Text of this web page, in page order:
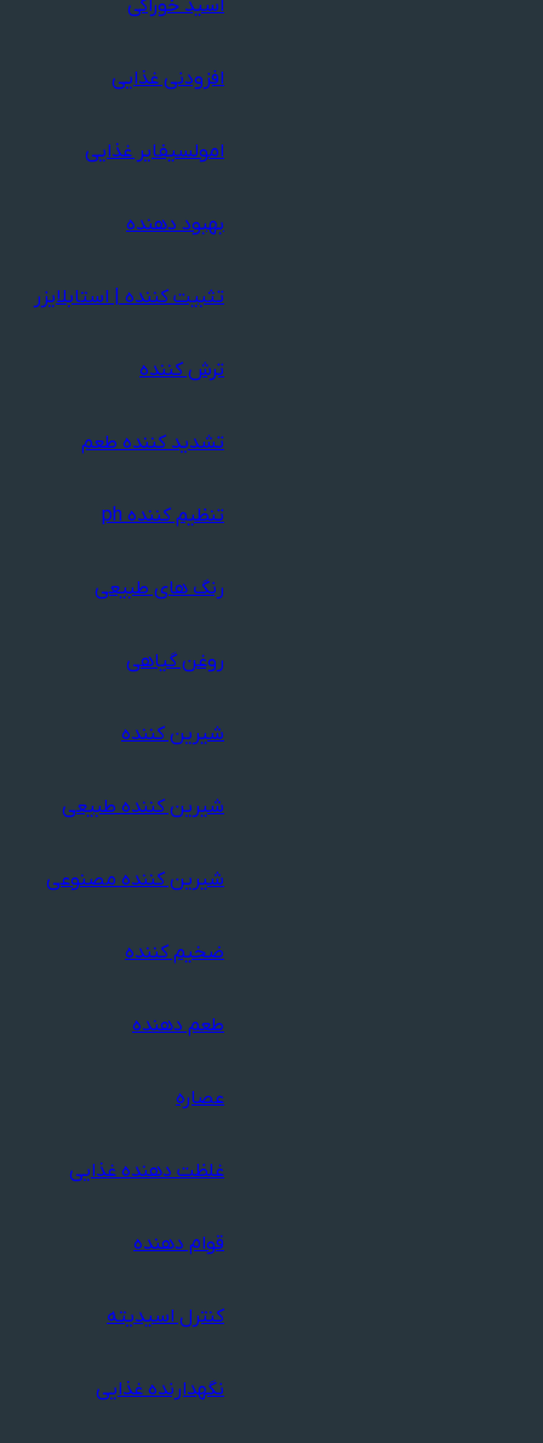
اسید خوراکی
افزودنی غذایی
امولسیفایر غذایی
بهبود دهنده
تثبیت کننده | استابلایزر
ترش کننده
تشدید کننده طعم
تنظیم کننده ph
رنگ های طبیعی
روغن گیاهی
شیرین کننده
شیرین کننده طبیعی
شیرین کننده مصنوعی
ضخیم کننده
طعم دهنده
عصاره
غلظت دهنده غذایی
قوام دهنده
کنترل اسیدیته
نگهدارنده غذایی